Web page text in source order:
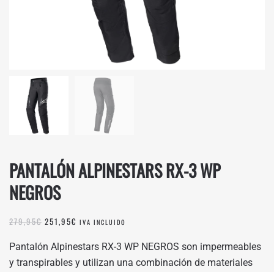
PANTALÓN ALPINESTARS RX-3 WP
NEGROS
279,95€ EL
ORIGINAL
ERA:
279,95€.
251,95€ EL
ACTUAL
ES:
251,95€.
IVA INCLUIDO
Pantalón Alpinestars RX-3 WP NEGROS son impermeables
y transpirables y utilizan una combinación de materiales